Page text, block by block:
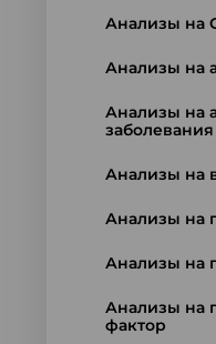
Анализы на
Анализы на
Анализы на
заболевания
Анализы на
Анализы на
Анализы на
Анализы на
фактор